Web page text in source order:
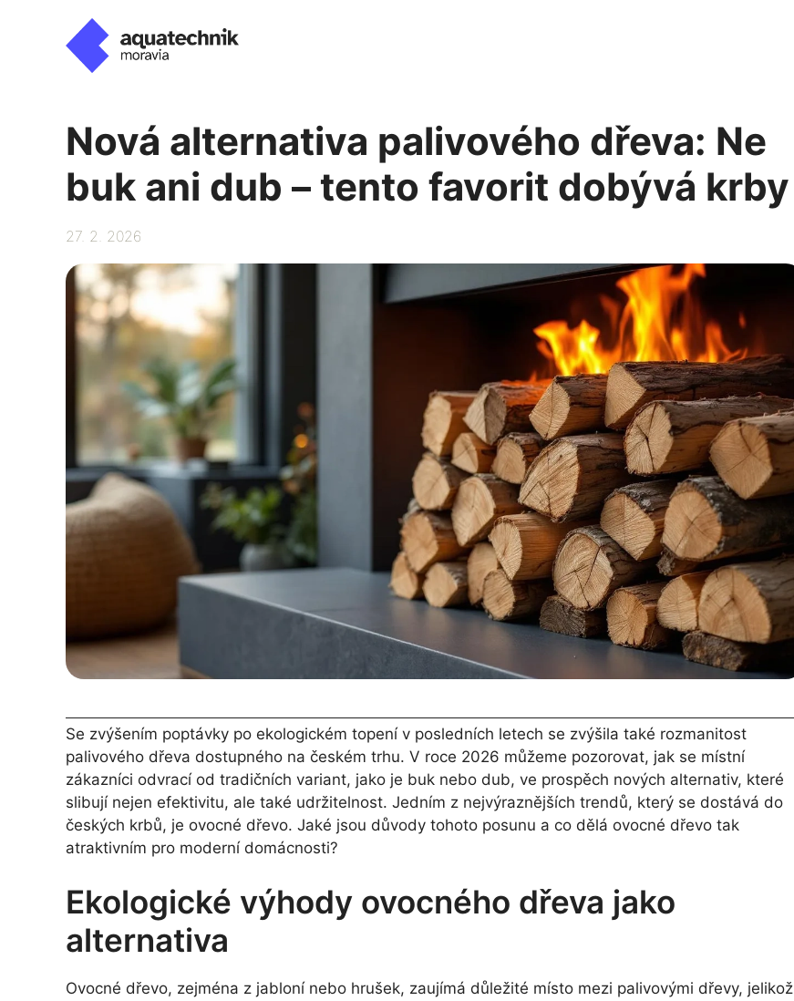
Nová alternativa palivového dřeva: Ne
buk ani dub – tento favorit dobývá krby
27. 2. 2026
Se zvýšením poptávky po ekologickém topení v posledních letech se zvýšila také rozmanitost
palivového dřeva dostupného na českém trhu. V roce 2026 můžeme pozorovat, jak se místní
zákazníci odvrací od tradičních variant, jako je buk nebo dub, ve prospěch nových alternativ, které
slibují nejen efektivitu, ale také udržitelnost. Jedním z nejvýraznějších trendů, který se dostává do
českých krbů, je ovocné dřevo. Jaké jsou důvody tohoto posunu a co dělá ovocné dřevo tak
atraktivním pro moderní domácnosti?
Ekologické výhody ovocného dřeva jako
alternativa
Ovocné dřevo, zejména z jabloní nebo hrušek, zaujímá důležité místo mezi palivovými dřevy, jelikož